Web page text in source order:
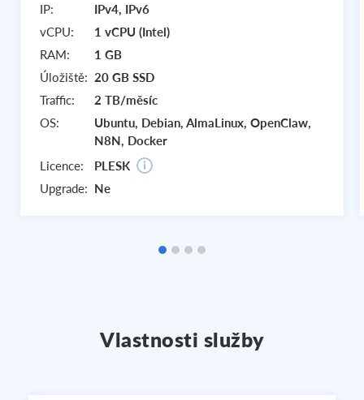
IP:
IPv4, IPv6
vCPU:
1 vCPU (Intel)
RAM:
1 GB
Úložiště: 20 GB SSD
Traffic:
2 TB/měsíc
OS:
Ubuntu, Debian, AlmaLinux, OpenClaw,
N8N, Docker
Licence:
PLESK
Upgrade: Ne
Vlastnosti služby